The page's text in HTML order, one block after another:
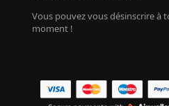
Vous pouvez vous désinscrire à
moment !